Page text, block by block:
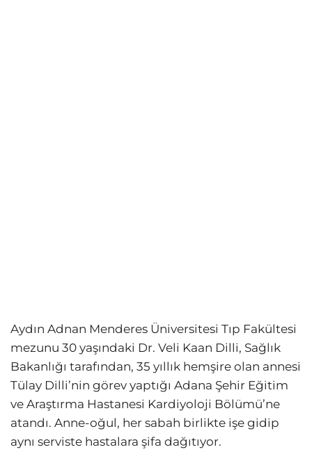
Aydın Adnan Menderes Üniversitesi Tıp Fakültesi
mezunu 30 yaşındaki Dr. Veli Kaan Dilli, Sağlık
Bakanlığı tarafından, 35 yıllık hemşire olan annesi
Tülay Dilli’nin görev yaptığı Adana Şehir Eğitim
ve Araştırma Hastanesi Kardiyoloji Bölümü’ne
atandı. Anne-oğul, her sabah birlikte işe gidip
aynı serviste hastalara şifa dağıtıyor.